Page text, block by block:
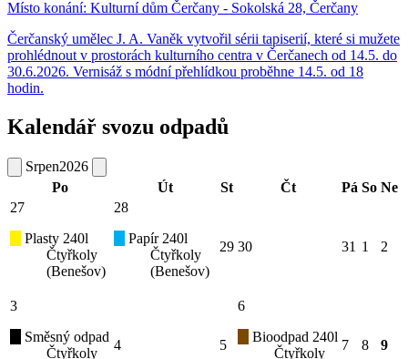
Místo konání: Kulturní dům Čerčany - Sokolská 28, Čerčany
Čerčanský umělec J. A. Vaněk vytvořil sérii tapiserií, které si mužete
prohlédnout v prostorách kulturního centra v Čerčanech od 14.5. do
30.6.2026. Vernisáž s módní přehlídkou proběhne 14.5. od 18
hodin.
Kalendář svozu odpadů
Srpen2026
Po
Út St Čt Pá So Ne
27
Plasty 240l
Čtyřkoly
(Benešov)
28
Papír 240l
Čtyřkoly
(Benešov)
29 30 31 1 2
3
Směsný odpad
Čtyřkoly
4 5
6
Bioodpad 240l
Čtyřkoly
7 8 9